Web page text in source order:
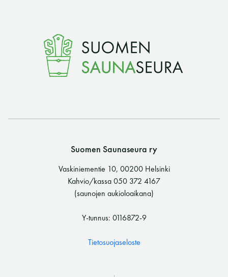
Suomen Saunaseura ry
Vaskiniementie 10, 00200 Helsinki
Kahvio/kassa 050 372 4167
(saunojen aukioloaikana)
Y-tunnus: 0116872-9
Tietosuojaseloste